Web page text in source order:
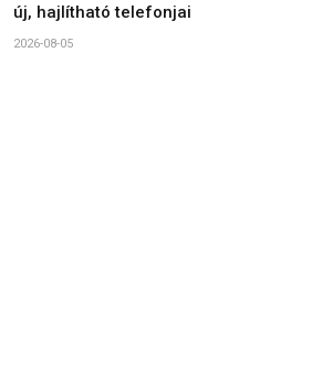
új, hajlítható telefonjai
2026-08-05